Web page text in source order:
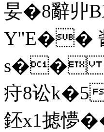
妟�8辭
Y"E�� 酱
s�� 掿
疛8讼
鉟x1摅懜